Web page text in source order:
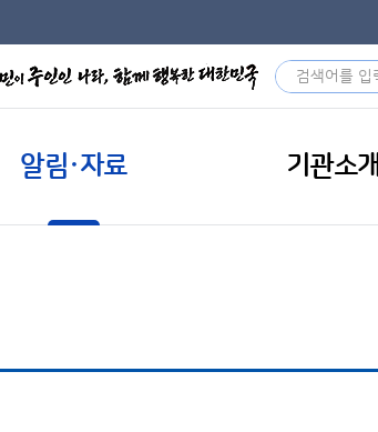
알림·자료 기관소개